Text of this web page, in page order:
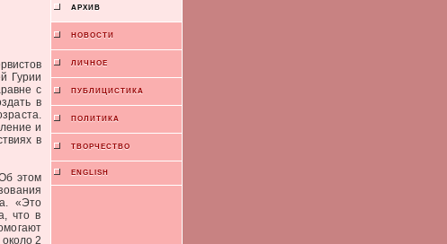
Гурии
с
в
и
в
этом
«Это
что в
2
АРХИВ
НОВОСТИ
ЛИЧНОЕ
ПУБЛИЦИСТИКА
ПОЛИТИКА
ТВОРЧЕСТВО
ENGLISH